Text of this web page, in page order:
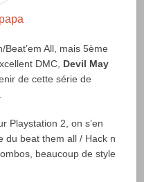
papa
All, mais 5ème
DMC, Devil May
de cette série de
Playstation 2, on s’en
du beat them all / Hack n
beaucoup de style